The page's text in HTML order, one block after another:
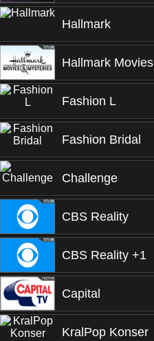
Hallmark
Hallmark Movies
Fashion L
Fashion Bridal
Challenge
CBS Reality
CBS Reality +1
Capital
KralPop Konser